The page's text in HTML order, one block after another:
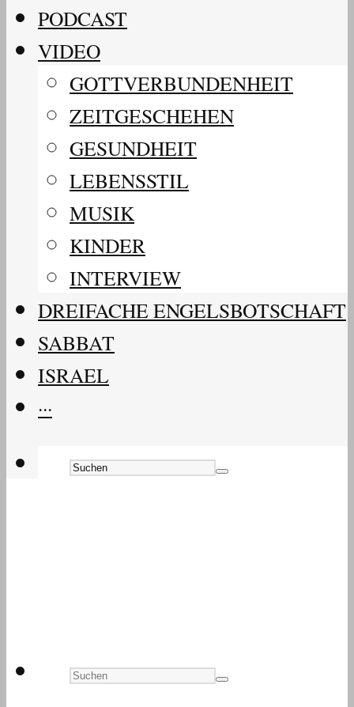
PODCAST
VIDEO
GOTTVERBUNDENHEIT
ZEITGESCHEHEN
GESUNDHEIT
LEBENSSTIL
MUSIK
KINDER
INTERVIEW
DREIFACHE ENGELSBOTSCHAFT
SABBAT
ISRAEL
···